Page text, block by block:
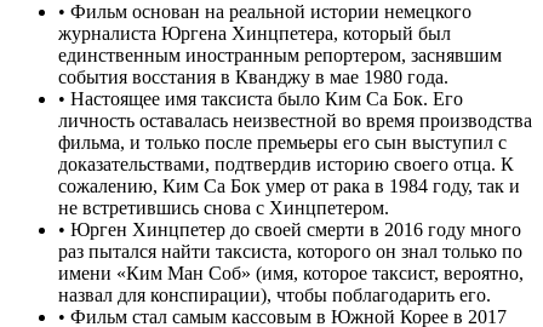
• Фильм основан на реальной истории немецкого
журналиста Юргена Хинцпетера, который был
единственным иностранным репортером, заснявшим
события восстания в Кванджу в мае 1980 года.
• Настоящее имя таксиста было Ким Са Бок. Его
личность оставалась неизвестной во время производства
фильма, и только после премьеры его сын выступил с
доказательствами, подтвердив историю своего отца. К
сожалению, Ким Са Бок умер от рака в 1984 году, так и
не встретившись снова с Хинцпетером.
• Юрген Хинцпетер до своей смерти в 2016 году много
раз пытался найти таксиста, которого он знал только по
имени «Ким Ман Соб» (имя, которое таксист, вероятно,
назвал для конспирации), чтобы поблагодарить его.
• Фильм стал самым кассовым в Южной Корее в 2017